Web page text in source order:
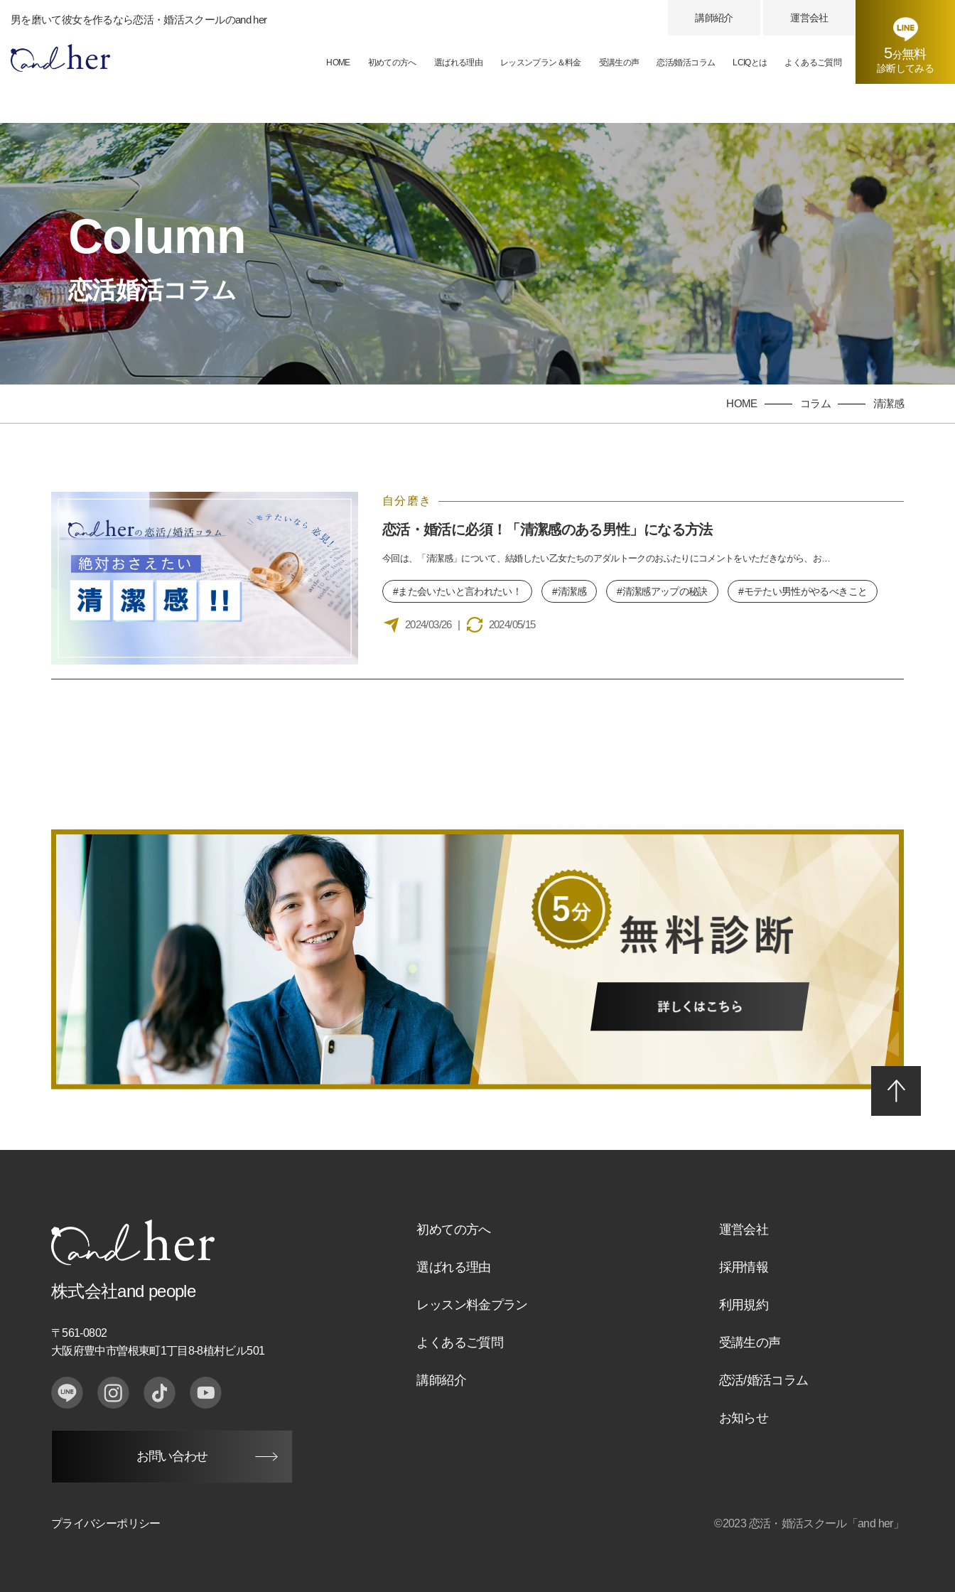
男を磨いて彼女を作るなら恋活・婚活スクールのand her 講師紹介 運営会社
HOME 初めての方へ 選ばれる理由 レッスンプラン＆料金 受講生の声 恋活/婚活コラム LCIQとは よくあるご質問
5分無料
診断してみる
Column
恋活婚活コラム
HOME コラム 清潔感
自分磨き
恋活・婚活に必須！「清潔感のある男性」になる方法
今回は、「清潔感」について、結婚したい乙女たちのアダルトークのおふたりにコメントをいただきながら、お…
#また会いたいと言われたい！ #清潔感 #清潔感アップの秘訣 #モテたい男性がやるべきこと
2024/03/26 | 2024/05/15
株式会社and people
〒561-0802
大阪府豊中市曽根東町1丁目8-8植村ビル501
お問い合わせ
初めての方へ
選ばれる理由
レッスン料金プラン
よくあるご質問
講師紹介
運営会社
採用情報
利用規約
受講生の声
恋活/婚活コラム
お知らせ
プライバシーポリシー ©2023 恋活・婚活スクール「and her」